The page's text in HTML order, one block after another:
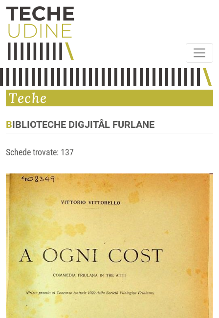
Teche
BIBLIOTECHE DIGJITÂL FURLANE
Schede trovate: 137